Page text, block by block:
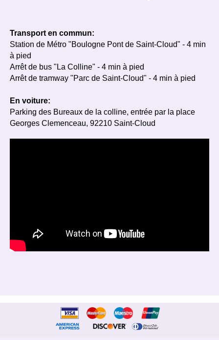
Transport en commun:
Station de Métro "Boulogne Pont de Saint-Cloud" - 4 min
à pied
Arrêt de bus "La Colline" - 4 min à pied
Arrêt de tramway "Parc de Saint-Cloud" - 4 min à pied
En voiture:
Parking des Bureaux de la colline, entrée par la place
Georges Clemenceau, 92210 Saint-Cloud